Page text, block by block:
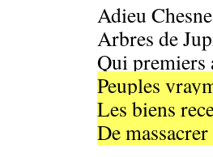
Adieu
Arbres de
Qui premiers
Peuples
Les biens
De